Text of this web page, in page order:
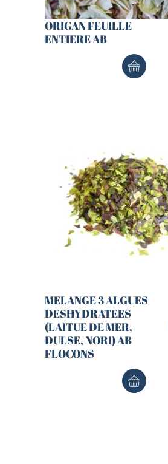
ORIGAN FEUILLE
ENTIERE AB
MELANGE 3 ALGUES
DESHYDRATEES
(LAITUE DE MER,
DULSE, NORI) AB
FLOCONS